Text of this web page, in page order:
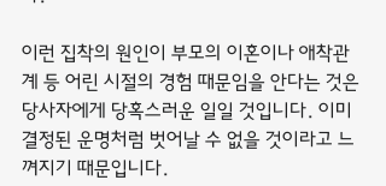
이런 집착의 원인이 부모의 이혼이나 애착관
계 등 어린 시절의 경험 때문임을 안다는 것은
당사자에게 당혹스러운 일일 것입니다. 이미
결정된 운명처럼 벗어날 수 없을 것이라고 느
껴지기 때문입니다.